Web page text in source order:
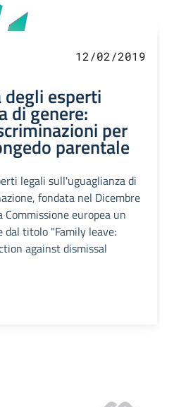
12/02/2019
degli esperti
di genere:
per
parentale
legali sull'uguaglianza di
fondata nel Dicembre
europea un
titolo "Family leave:
against dismissal